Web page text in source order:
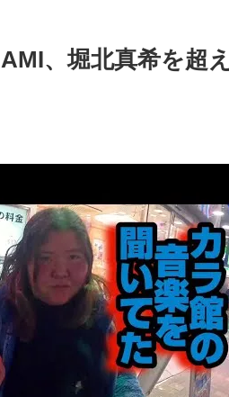
、堀北真希を超